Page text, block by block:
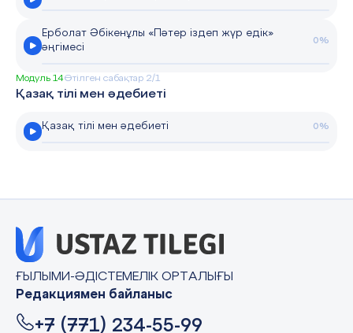
Ерболат Әбікенұлы «Пәтер іздеп жүр едік»
әңгімесі
0%
Модуль 14Өтілген сабақтар 2/1
Қазақ тілі мен әдебиеті
Қазақ тілі мен әдебиеті 0%
ҒЫЛЫМИ-ӘДІСТЕМЕЛІК ОРТАЛЫҒЫ
Редакциямен байланыс
+7 (771) 234-55-99